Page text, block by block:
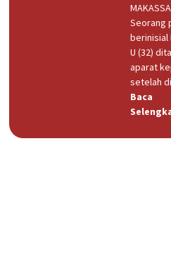
Seorang
berinisial
U (32)
aparat
setelah
Baca